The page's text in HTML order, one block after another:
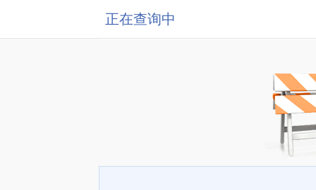
正在查询中